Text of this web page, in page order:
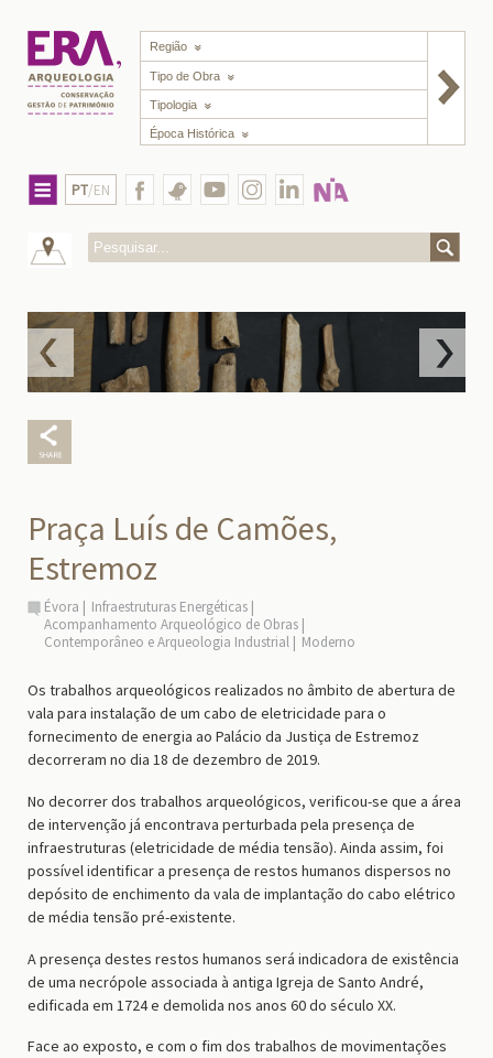
Região
Tipo de Obra
Tipologia
Época Histórica
PT/EN
Praça Luís de Camões,
Estremoz
Évora
Infraestruturas Energéticas
Acompanhamento Arqueológico de Obras
Contemporâneo e Arqueologia Industrial
Moderno
Os trabalhos arqueológicos realizados no âmbito de abertura de
vala para instalação de um cabo de eletricidade para o
fornecimento de energia ao Palácio da Justiça de Estremoz
decorreram no dia 18 de dezembro de 2019.
No decorrer dos trabalhos arqueológicos, verificou-se que a área
de intervenção já encontrava perturbada pela presença de
infraestruturas (eletricidade de média tensão). Ainda assim, foi
possível identificar a presença de restos humanos dispersos no
depósito de enchimento da vala de implantação do cabo elétrico
de média tensão pré-existente.
A presença destes restos humanos será indicadora de existência
de uma necrópole associada à antiga Igreja de Santo André,
edificada em 1724 e demolida nos anos 60 do século XX.
Face ao exposto, e com o fim dos trabalhos de movimentações